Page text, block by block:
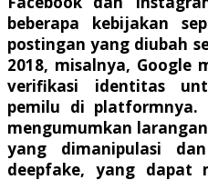
beberapa kebijakan
postingan yang diubah
2018, misalnya, Google
verifikasi identitas
pemilu di platformnya.
mengumumkan
yang dimanipulasi
deepfake, yang dapat